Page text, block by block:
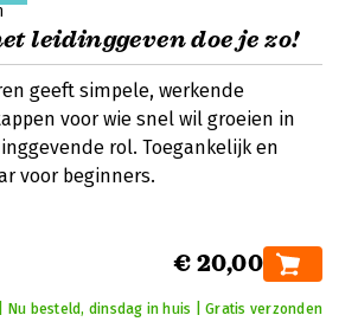
leidinggeven doe je zo!
geeft simpele, werkende
voor wie snel wil groeien in
rol. Toegankelijk en
voor beginners.
€ 20,00
Nu besteld, dinsdag in huis | Gratis verzonden